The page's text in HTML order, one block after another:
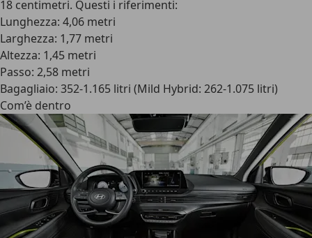
18 centimetri. Questi i riferimenti:
Lunghezza: 4,06 metri
Larghezza: 1,77 metri
Altezza: 1,45 metri
Passo: 2,58 metri
Bagagliaio: 352-1.165 litri (Mild Hybrid: 262-1.075 litri)
Com’è dentro